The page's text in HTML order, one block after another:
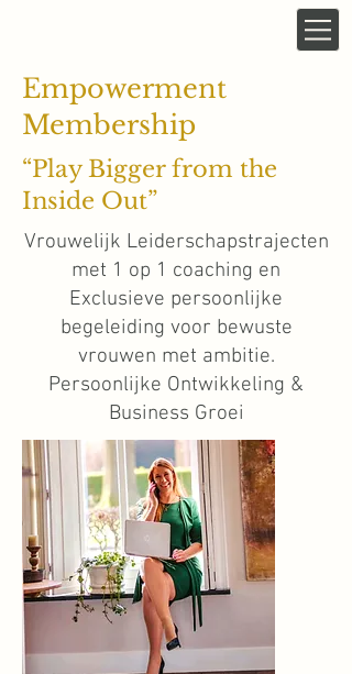
Empowerment
Membership
“Play Bigger from the
Inside Out”
Vrouwelijk Leiderschapstrajecten
met 1 op 1 coaching en
Exclusieve persoonlijke
begeleiding voor bewuste
vrouwen met ambitie.
Persoonlijke Ontwikkeling &
Business Groei